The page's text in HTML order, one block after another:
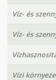
Víz- és
Víz- és
Vízi